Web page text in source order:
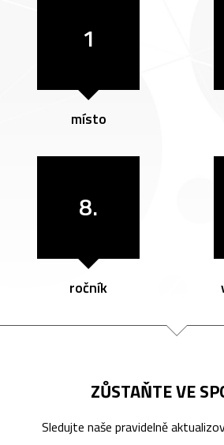
1
místo
8.
ročník
ZŮSTAŇTE VE
Sledujte naše pravidelně